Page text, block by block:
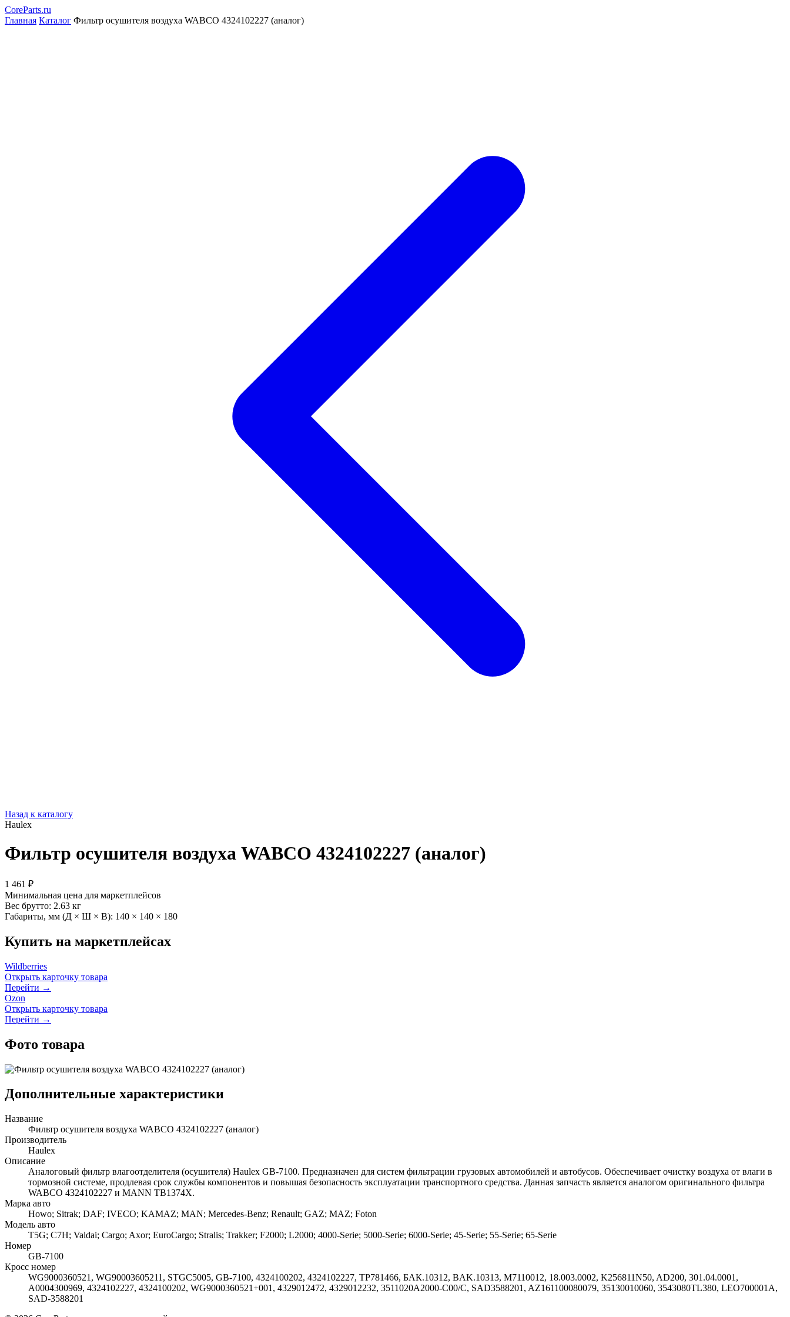
CoreParts.ru
Главная Каталог Фильтр осушителя воздуха WABCO 4324102227 (аналог)
Назад к каталогу
Haulex
Фильтр осушителя воздуха WABCO 4324102227 (аналог)
1 461 ₽
Минимальная цена для маркетплейсов
Вес брутто: 2.63 кг
Габариты, мм (Д × Ш × В): 140 × 140 × 180
Купить на маркетплейсах
Wildberries
Открыть карточку товара
Перейти →
Ozon
Открыть карточку товара
Перейти →
Фото товара
Дополнительные характеристики
Название
Фильтр осушителя воздуха WABCO 4324102227 (аналог)
Производитель
Haulex
Описание
Аналоговый фильтр влагоотделителя (осушителя) Haulex GB-7100. Предназначен для систем фильтрации грузовых автомобилей и автобусов. Обеспечивает очистку воздуха от влаги в
тормозной системе, продлевая срок службы компонентов и повышая безопасность эксплуатации транспортного средства. Данная запчасть является аналогом оригинального фильтра
WABCO 4324102227 и MANN TB1374X.
Марка авто
Howo; Sitrak; DAF; IVECO; KAMAZ; MAN; Mercedes-Benz; Renault; GAZ; MAZ; Foton
Модель авто
T5G; C7H; Valdai; Cargo; Axor; EuroCargo; Stralis; Trakker; F2000; L2000; 4000-Serie; 5000-Serie; 6000-Serie; 45-Serie; 55-Serie; 65-Serie
Номер
GB-7100
Кросс номер
WG9000360521, WG90003605211, STGC5005, GB-7100, 4324100202, 4324102227, TP781466, БАК.10312, BAK.10313, M7110012, 18.003.0002, K256811N50, AD200, 301.04.0001,
A0004300969, 4324102227, 4324100202, WG9000360521+001, 4329012472, 4329012232, 3511020A2000-C00/C, SAD3588201, AZ161100080079, 35130010060, 3543080TL380, LEO700001A,
SAD-3588201